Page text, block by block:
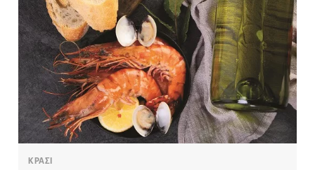
ΚΡΑΣΙ